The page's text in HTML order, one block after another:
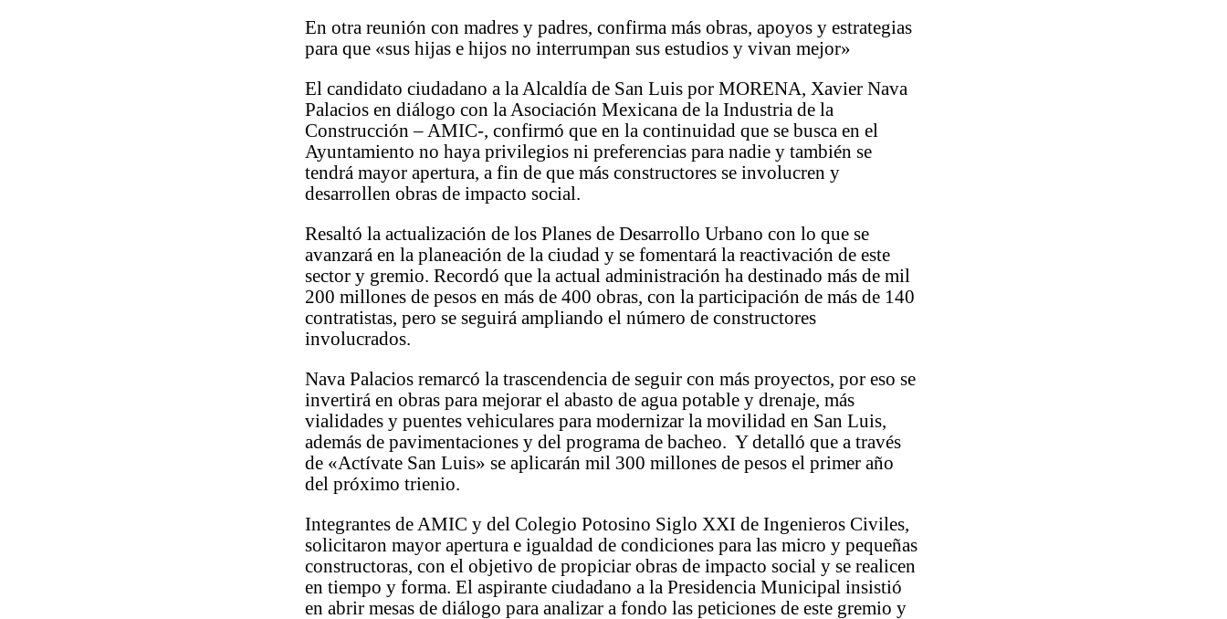
En otra reunión con madres y padres, confirma más obras, apoyos y estrategias
para que «sus hijas e hijos no interrumpan sus estudios y vivan mejor»
El candidato ciudadano a la Alcaldía de San Luis por MORENA, Xavier Nava
Palacios en diálogo con la Asociación Mexicana de la Industria de la
Construcción – AMIC-, confirmó que en la continuidad que se busca en el
Ayuntamiento no haya privilegios ni preferencias para nadie y también se
tendrá mayor apertura, a fin de que más constructores se involucren y
desarrollen obras de impacto social.
Resaltó la actualización de los Planes de Desarrollo Urbano con lo que se
avanzará en la planeación de la ciudad y se fomentará la reactivación de este
sector y gremio. Recordó que la actual administración ha destinado más de mil
200 millones de pesos en más de 400 obras, con la participación de más de 140
contratistas, pero se seguirá ampliando el número de constructores
involucrados.
Nava Palacios remarcó la trascendencia de seguir con más proyectos, por eso se
invertirá en obras para mejorar el abasto de agua potable y drenaje, más
vialidades y puentes vehiculares para modernizar la movilidad en San Luis,
además de pavimentaciones y del programa de bacheo. Y detalló que a través
de «Actívate San Luis» se aplicarán mil 300 millones de pesos el primer año
del próximo trienio.
Integrantes de AMIC y del Colegio Potosino Siglo XXI de Ingenieros Civiles,
solicitaron mayor apertura e igualdad de condiciones para las micro y pequeñas
constructoras, con el objetivo de propiciar obras de impacto social y se realicen
en tiempo y forma. El aspirante ciudadano a la Presidencia Municipal insistió
en abrir mesas de diálogo para analizar a fondo las peticiones de este gremio y